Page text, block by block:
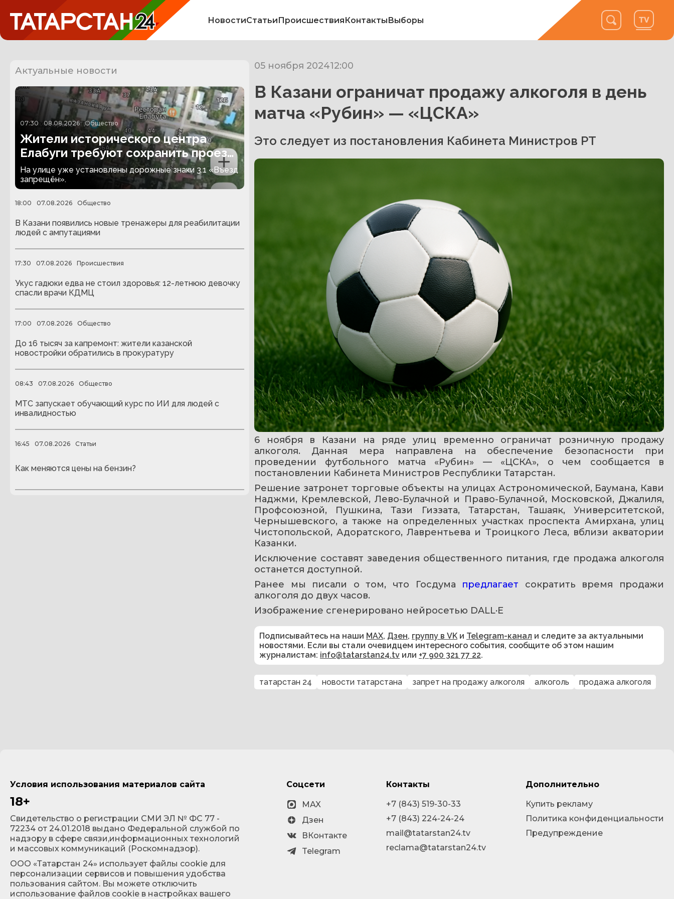
НовостиСтатьиПроисшествияКонтактыВыборы
Актуальные новости
07:30 08.08.2026 Общество
Жители исторического центра
Елабуги требуют сохранить проезд
по улице Казанской
На улице уже установлены дорожные знаки 3.1 «Въезд
запрещён».
18:00 07.08.2026 Общество
В Казани появились новые тренажеры для реабилитации
людей с ампутациями
17:30 07.08.2026 Происшествия
Укус гадюки едва не стоил здоровья: 12-летнюю девочку
спасли врачи КДМЦ
17:00 07.08.2026 Общество
До 16 тысяч за капремонт: жители казанской
новостройки обратились в прокуратуру
08:43 07.08.2026 Общество
МТС запускает обучающий курс по ИИ для людей с
инвалидностью
16:45 07.08.2026 Статьи
Как меняются цены на бензин?
05 ноября 202412:00
В Казани ограничат продажу алкоголя в день
матча «Рубин» — «ЦСКА»
Это следует из постановления Кабинета Министров РТ
6 ноября в Казани на ряде улиц временно ограничат розничную продажу
алкоголя. Данная мера направлена на обеспечение безопасности при
проведении футбольного матча «Рубин» — «ЦСКА», о чем сообщается в
постановлении Кабинета Министров Республики Татарстан.
Решение затронет торговые объекты на улицах Астрономической, Баумана, Кави
Наджми, Кремлевской, Лево-Булачной и Право-Булачной, Московской, Джалиля,
Профсоюзной, Пушкина, Тази Гиззата, Татарстан, Ташаяк, Университетской,
Чернышевского, а также на определенных участках проспекта Амирхана, улиц
Чистопольской, Адоратского, Лаврентьева и Троицкого Леса, вблизи акватории
Казанки.
Исключение составят заведения общественного питания, где продажа алкоголя
останется доступной.
Ранее мы писали о том, что Госдума предлагает сократить время продажи
алкоголя до двух часов.
Изображение сгенерировано нейросетью DALL·E
Подписывайтесь на наши MAX, Дзен, группу в VK и Telegram-канал и следите за актуальными
новостями. Если вы стали очевидцем интересного события, сообщите об этом нашим
журналистам: info@tatarstan24.tv или +7 900 321 77 22.
татарстан 24 новости татарстана запрет на продажу алкоголя алкоголь продажа алкоголя
Условия использования материалов сайта
18+
Cвидетельство о регистрации СМИ ЭЛ № ФС 77 -
72234 от 24.01.2018 выдано Федеральной службой по
надзору в сфере связи,информационных технологий
и массовых коммуникаций (Роскомнадзор).
ООО «Татарстан 24» использует файлы cookie для
персонализации сервисов и повышения удобства
пользования сайтом. Вы можете отключить
использование файлов cookie в настройках вашего
Соцсети
MAX
Дзен
ВКонтакте
Telegram
Контакты
+7 (843) 519-30-33
+7 (843) 224-24-24
mail@tatarstan24.tv
reclama@tatarstan24.tv
Дополнительно
Купить рекламу
Политика конфиденциальности
Предупреждение